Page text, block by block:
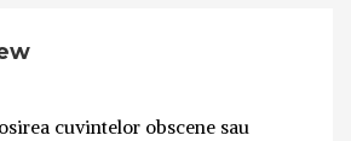
cuvintelor obscene sau